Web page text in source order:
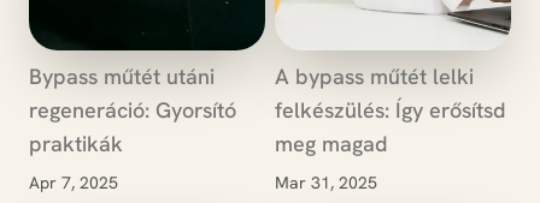
Bypass műtét utáni
regeneráció: Gyorsító
praktikák
Apr 7, 2025
A bypass műtét lelki
felkészülés: Így erősítsd
meg magad
Mar 31, 2025